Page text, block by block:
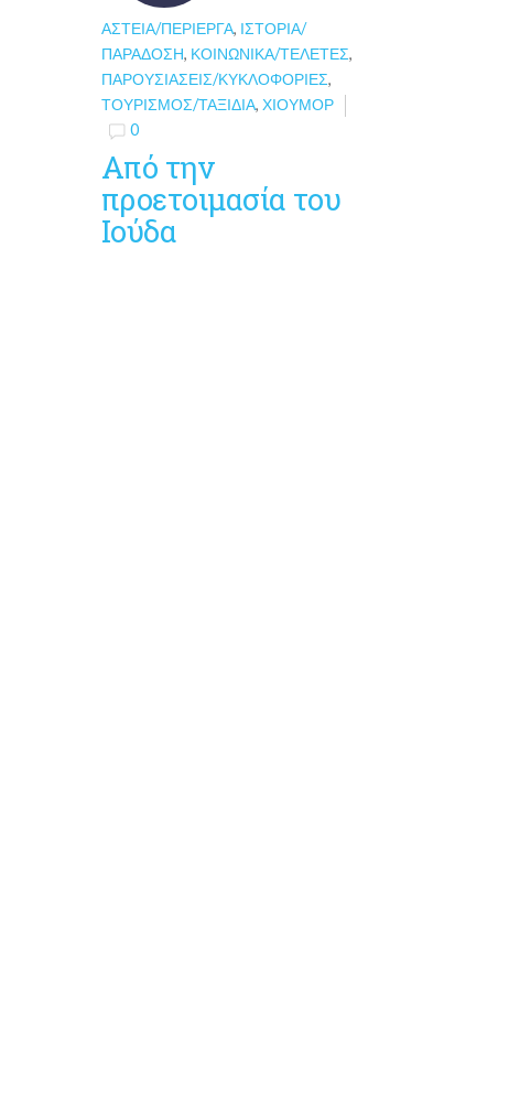
ΑΣΤΕΊΑ/ΠΕΡΊΕΡΓΑ, ΙΣΤΟΡΊΑ/
ΠΑΡΆΔΟΣΗ, ΚΟΙΝΩΝΙΚΆ/ΤΕΛΕΤΈΣ,
ΠΑΡΟΥΣΙΆΣΕΙΣ/ΚΥΚΛΟΦΟΡΊΕΣ,
ΤΟΥΡΙΣΜΌΣ/ΤΑΞΊΔΙΑ, ΧΙΟΎΜΟΡ
0
Από την
προετοιμασία του
Ιούδα